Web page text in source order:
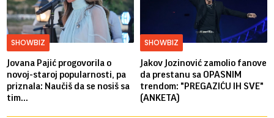
SHOWBIZ
Jovana Pajić progovorila o
novoj-staroj popularnosti, pa
priznala: Naučiš da se nosiš sa
tim...
SHOWBIZ
Jakov Jozinović zamolio fanove
da prestanu sa OPASNIM
trendom: "PREGAZIĆU IH SVE"
(ANKETA)